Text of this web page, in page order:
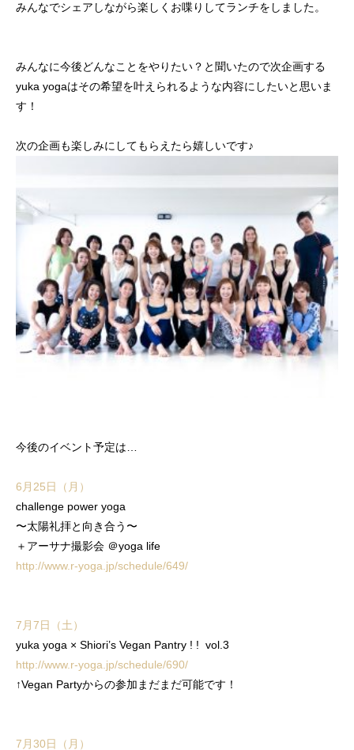
みんなでシェアしながら楽しくお喋りしてランチをしました。
みんなに今後どんなことをやりたい？と聞いたので次企画する
yuka yogaはその希望を叶えられるような内容にしたいと思いま
す！
次の企画も楽しみにしてもらえたら嬉しいです♪
今後のイベント予定は…
6月25日（月）
challenge power yoga
〜太陽礼拝と向き合う〜
＋アーサナ撮影会 ＠yoga life
http://www.r-yoga.jp/schedule/649/
7月7日（土）
yuka yoga × Shiori’s Vegan Pantry ! ! vol.3
http://www.r-yoga.jp/schedule/690/
↑Vegan Partyからの参加まだまだ可能です！
7月30日（月）